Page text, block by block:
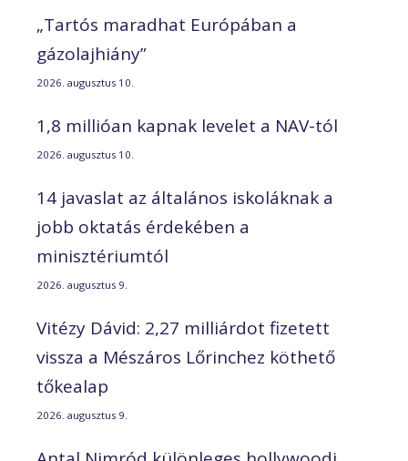
„Tartós maradhat Európában a
gázolajhiány”
2026. augusztus 10.
1,8 millióan kapnak levelet a NAV-tól
2026. augusztus 10.
14 javaslat az általános iskoláknak a
jobb oktatás érdekében a
minisztériumtól
2026. augusztus 9.
Vitézy Dávid: 2,27 milliárdot fizetett
vissza a Mészáros Lőrinchez köthető
tőkealap
2026. augusztus 9.